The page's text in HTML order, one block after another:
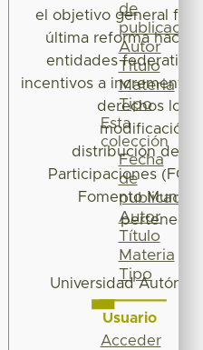
el objetivo general fue
última reforma
entidades
incentivos a incrementar
derechos
modificación
distribución del
Participaciones
Fomento
Universidad
de
publicación
Autor
Título
Materia
Tipo
Esta
colección
Fecha
de
publicación
Autor
Título
Materia
Tipo
Usuario
Acceder